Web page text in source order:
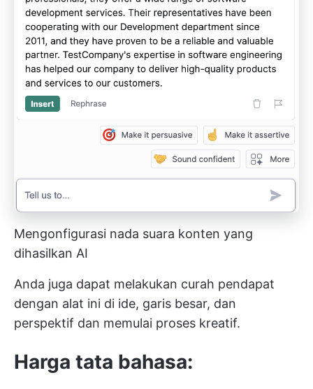
Mengonfigurasi nada suara konten yang
dihasilkan AI
Anda juga dapat melakukan curah pendapat
dengan alat ini di ide, garis besar, dan
perspektif dan memulai proses kreatif.
Harga tata bahasa: